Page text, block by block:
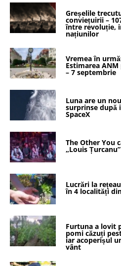
Greșelile
conviețuirii –
între revoluție,
națiunilor
Vremea în
Estimarea
– 7 septembrie
Luna are un
surprinse după
SpaceX
The Other You
„Louis Țurcanu”
Lucrări la
în 4 localități
Furtuna a lovit
pomi căzuți
iar acoperișul
vânt